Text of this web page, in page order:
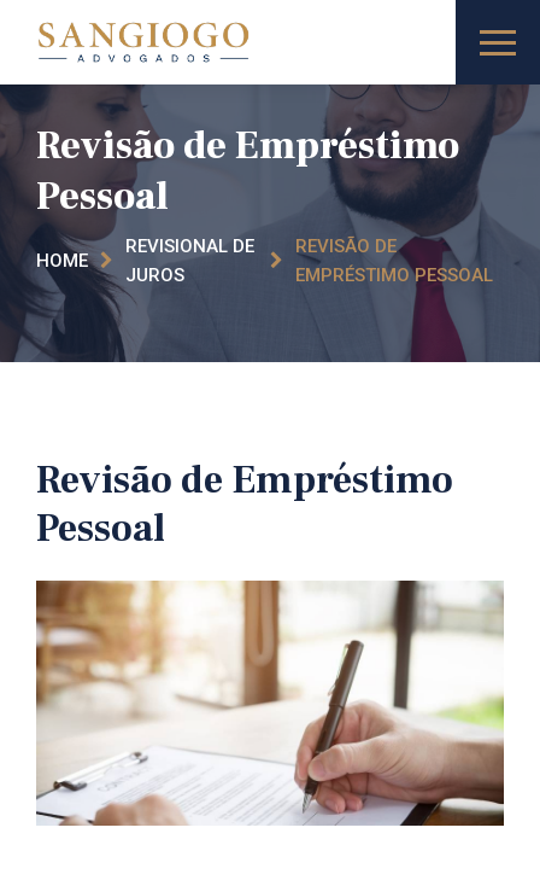
Revisão de Empréstimo
Pessoal
HOME
REVISIONAL DE
JUROS
REVISÃO DE
EMPRÉSTIMO PESSOAL
Revisão de Empréstimo
Pessoal